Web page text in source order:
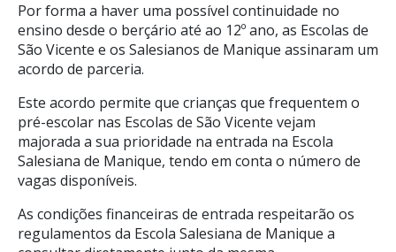
Por forma a haver uma possível continuidade no
ensino desde o berçário até ao 12º ano, as Escolas de
São Vicente e os Salesianos de Manique assinaram um
acordo de parceria.
Este acordo permite que crianças que frequentem o
pré-escolar nas Escolas de São Vicente vejam
majorada a sua prioridade na entrada na Escola
Salesiana de Manique, tendo em conta o número de
vagas disponíveis.
As condições financeiras de entrada respeitarão os
regulamentos da Escola Salesiana de Manique a